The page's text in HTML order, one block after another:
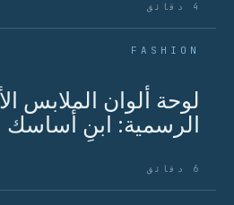
4 دقائق
FASHION
لوحة ألوان الملابس
الرسمية: ابنِ أساسك
6 دقائق